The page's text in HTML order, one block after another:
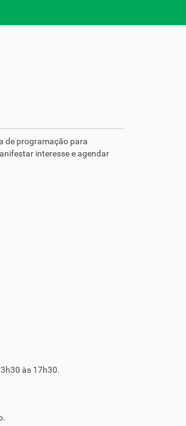
de programação para
interesse e agendar
às 17h30.